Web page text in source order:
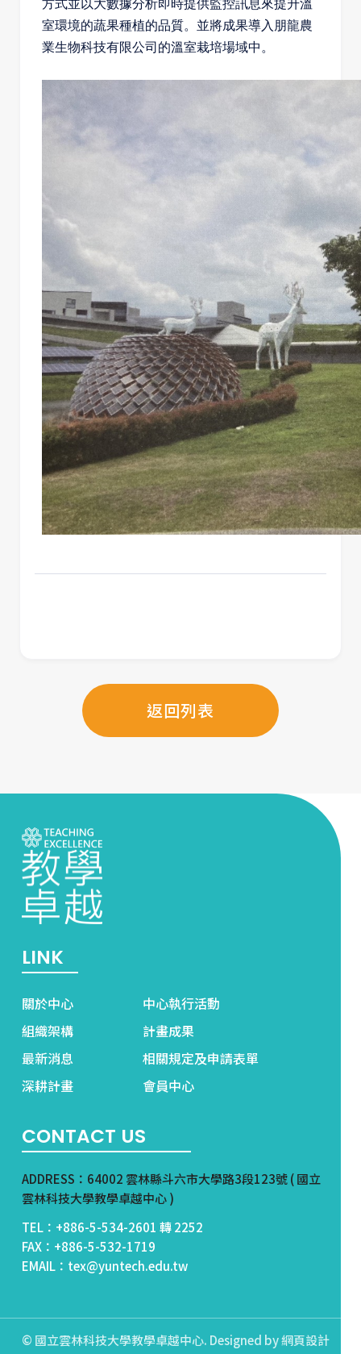
方式並以大數據分析即時提供監控訊息來提升溫
室環境的蔬果種植的品質。並將成果導入朋龍農
業生物科技有限公司的溫室栽培場域中。
返回列表
LINK
關於中心
中心執行活動
組織架構
計畫成果
最新消息
相關規定及申請表單
深耕計畫
會員中心
CONTACT US
ADDRESS：64002 雲林縣斗六市大學路3段123號 ( 國立
雲林科技大學教學卓越中心 )
TEL：+886-5-534-2601 轉 2252
FAX：+886-5-532-1719
EMAIL：tex@yuntech.edu.tw
© 國立雲林科技大學教學卓越中心. Designed by網頁設計